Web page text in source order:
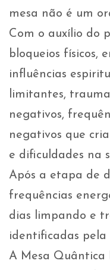
mesa não é um
Com o auxílio do
bloqueios físicos,
influências
limitantes,
negativos,
negativos que
e dificuldades na
Após a etapa de
frequências
dias limpando e
identificadas pela
A Mesa Quântica